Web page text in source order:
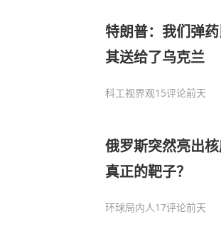
特朗普：我们弹
其送给了乌克兰
科工视界观15评论前天
俄罗斯突然亮出
真正的靶子？
环球局内人17评论前天